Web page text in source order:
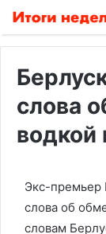
слова
водкой
Экс-премьер
слова об
словам